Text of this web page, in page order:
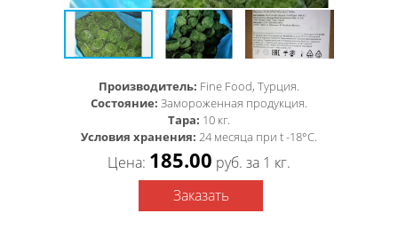
Производитель: Fine Food, Турция.
Состояние: Замороженная продукция.
Тара: 10 кг.
Условия хранения: 24 месяца при t -18°C.
Цена: 185.00 pуб. за 1 кг.
Заказать